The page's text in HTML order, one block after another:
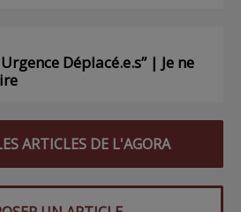
Déplacé.e.s” | Je ne
ARTICLES DE L'AGORA